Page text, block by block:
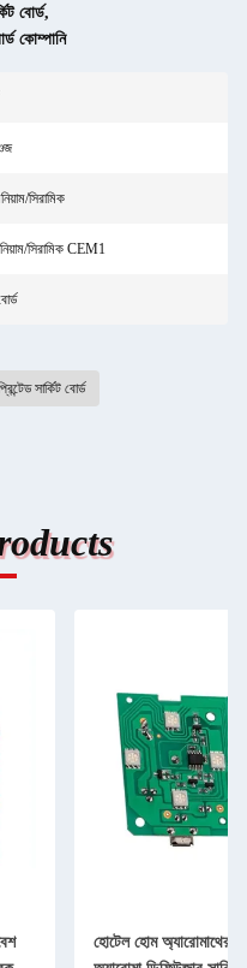
বোর্ড,
কোম্পানি
সিরামিক
সিরামিক CEM1
সার্কিট বোর্ড
হোটেল হোম